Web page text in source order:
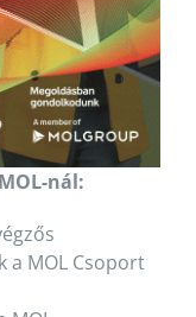
nál:
a MOL Csoport